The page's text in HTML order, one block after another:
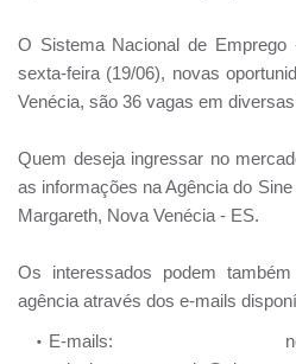
O Sistema Nacional de
sexta-feira (19/06), novas
Venécia, são 36 vagas em
Quem deseja ingressar no
as informações na Agência do
Margareth, Nova Venécia - ES.
Os interessados podem
agência através dos e-mails
E-mails: